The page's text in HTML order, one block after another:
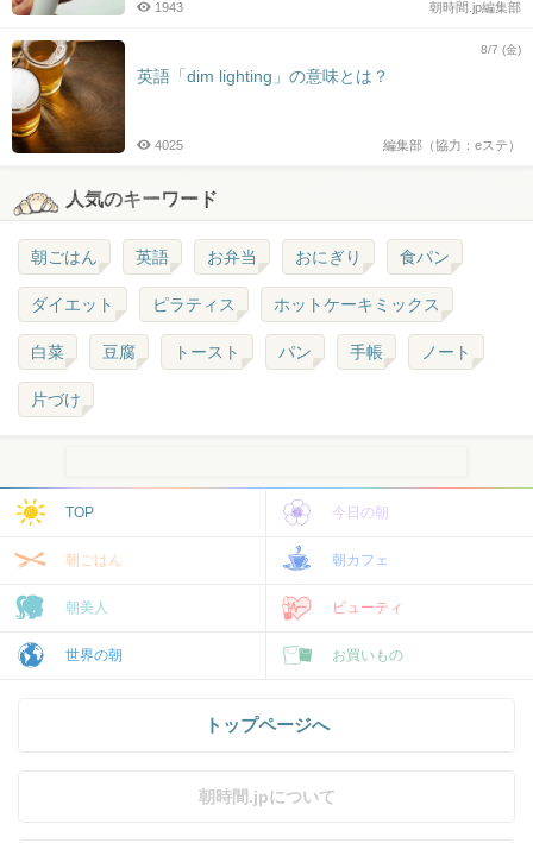
朝時間.jp編集部
1943
8/7 (金)
英語「dim lighting」の意味とは？
編集部（協力：eステ）
4025
人気のキーワード
朝ごはん 英語 お弁当 おにぎり 食パン
ダイエット ピラティス ホットケーキミックス
白菜 豆腐 トースト パン 手帳 ノート
片づけ
TOP 今日の朝
朝ごはん 朝カフェ
朝美人 ビューティ
世界の朝 お買いもの
トップページへ
朝時間.jpについて